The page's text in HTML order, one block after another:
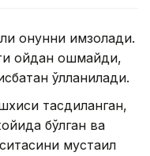
қонунни имзолади.
ойдан ошмайди,
қўлланилади.
тасдиқланган,
бўлган ва
мустақил